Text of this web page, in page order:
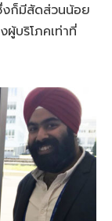
งก็มีสัดส่วนน้อย
ผู้บริโภคเท่าที่